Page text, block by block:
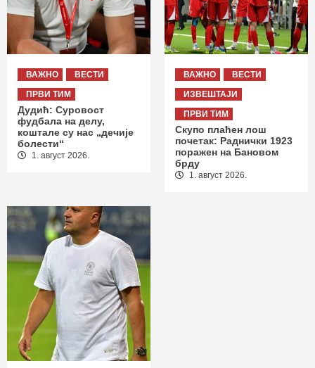
ВАЖНО
ВЕСТИ
ПРВИ ТИМ
Дудић: Суровост
фудбала на делу,
коштале су нас „дечије
болести“
1. август 2026.
ВАЖНО
ВЕСТИ
ИЗВЕШТАЈИ
ПРВИ ТИМ
Скупо плаћен лош
почетак: Раднички 1923
поражен на Бановом
брду
1. август 2026.